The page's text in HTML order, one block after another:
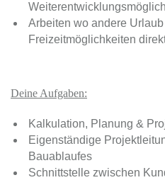
Arbeiten wo andere
Freizeitmöglichkeiten
Deine Aufgaben:
Kalkulation, Planung &
Eigenständige
Bauablaufes
Schnittstelle zwischen